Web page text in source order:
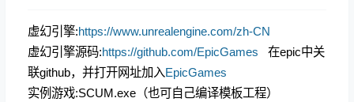
虚幻引擎:https://www.unrealengine.com/zh-CN
虚幻引擎源码:https://github.com/EpicGames 在epic中关
联github，并打开网址加入EpicGames
实例游戏:SCUM.exe（也可自己编译模板工程）